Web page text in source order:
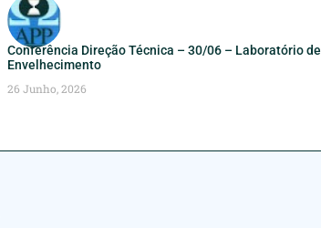
Conferência Direção Técnica – 30/06 – Laboratório de
Envelhecimento
26 Junho, 2026